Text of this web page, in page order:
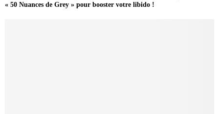
« 50 Nuances de Grey » pour booster votre libido !